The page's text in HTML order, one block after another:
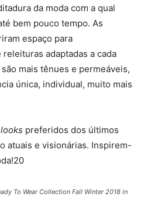
da moda com a qual
bem pouco tempo. As
espaço para
adaptadas a cada
mais tênues e permeáveis,
única, individual, muito mais
looks preferidos dos últimos
atuais e visionárias. Inspirem-
To Wear Collection Fall Winter 2018 in